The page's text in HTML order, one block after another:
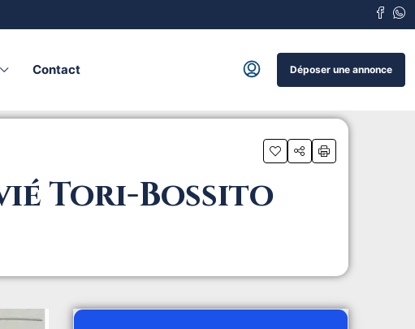
Contact Déposer une annonce
Tori-Bossito